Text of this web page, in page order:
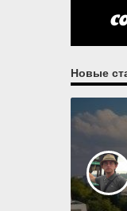
Новые